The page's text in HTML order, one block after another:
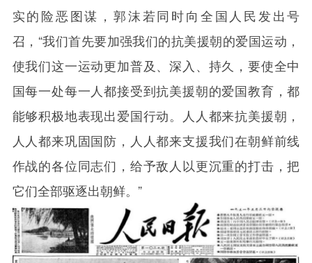
实的险恶图谋，郭沫若同时向全国人民发出号
召，“我们首先要加强我们的抗美援朝的爱国运动，
使我们这一运动更加普及、深入、持久，要使全中
国每一处每一人都接受到抗美援朝的爱国教育，都
能够积极地表现出爱国行动。人人都来抗美援朝，
人人都来巩固国防，人人都来支援我们在朝鲜前线
作战的各位同志们，给予敌人以更沉重的打击，把
它们全部驱逐出朝鲜。”